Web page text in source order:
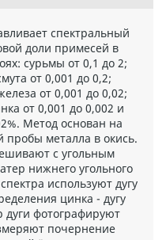
спектральный
доли примесей в
сурьмы от 0,1 до 2;
от 0,001 до 0,2;
от 0,001 до 0,02;
от 0,001 до 0,002 и
Метод основан на
пробы металла в окись.
с угольным
нижнего угольного
используют дугу
цинка - дугу
дуги фотографируют
почернение